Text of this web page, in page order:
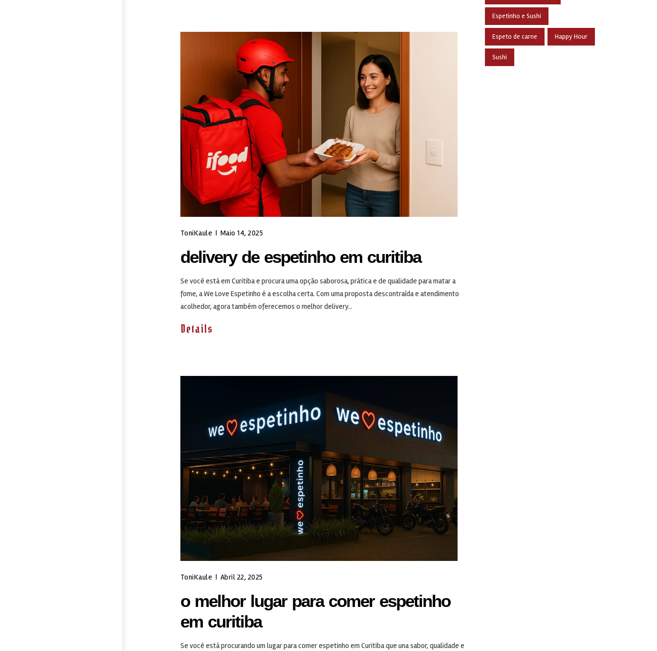
ToniKaule | Maio 14, 2025
delivery de espetinho em curitiba
Se você está em Curitiba e procura uma opção saborosa, prática e de qualidade para matar a
fome, a We Love Espetinho é a escolha certa. Com uma proposta descontraída e atendimento
acolhedor, agora também oferecemos o melhor delivery...
Details
ToniKaule | Abril 22, 2025
o melhor lugar para comer espetinho
em curitiba
Se você está procurando um lugar para comer espetinho em Curitiba que una sabor, qualidade e
Espetinho e Sushi
Espeto de carne Happy Hour
Sushi